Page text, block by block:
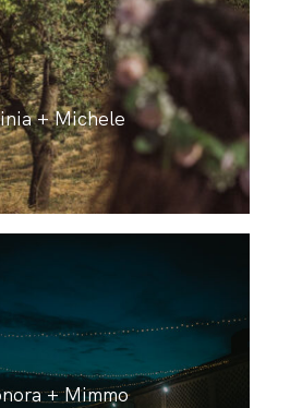
+ Michele
+ Mimmo